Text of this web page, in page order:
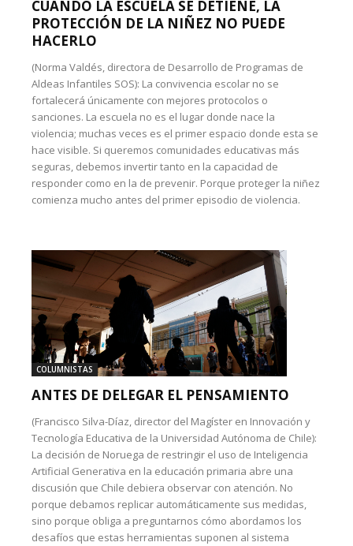
CUANDO LA ESCUELA SE DETIENE, LA
PROTECCIÓN DE LA NIÑEZ NO PUEDE
HACERLO
(Norma Valdés, directora de Desarrollo de Programas de
Aldeas Infantiles SOS): La convivencia escolar no se
fortalecerá únicamente con mejores protocolos o
sanciones. La escuela no es el lugar donde nace la
violencia; muchas veces es el primer espacio donde esta se
hace visible. Si queremos comunidades educativas más
seguras, debemos invertir tanto en la capacidad de
responder como en la de prevenir. Porque proteger la niñez
comienza mucho antes del primer episodio de violencia.
COLUMNISTAS
ANTES DE DELEGAR EL PENSAMIENTO
(Francisco Silva-Díaz, director del Magíster en Innovación y
Tecnología Educativa de la Universidad Autónoma de Chile):
La decisión de Noruega de restringir el uso de Inteligencia
Artificial Generativa en la educación primaria abre una
discusión que Chile debiera observar con atención. No
porque debamos replicar automáticamente sus medidas,
sino porque obliga a preguntarnos cómo abordamos los
desafíos que estas herramientas suponen al sistema